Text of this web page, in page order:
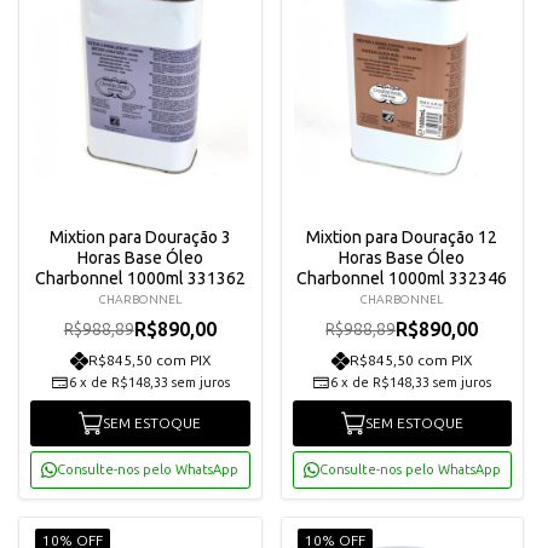
Mixtion para Douração 3
Horas Base Óleo
Charbonnel 1000ml 331362
CHARBONNEL
R$988,89R$890,00
R$845,50 com PIX
6 x de R$148,33 sem juros
SEM ESTOQUE
Consulte-nos pelo WhatsApp
Mixtion para Douração 12
Horas Base Óleo
Charbonnel 1000ml 332346
CHARBONNEL
R$988,89R$890,00
R$845,50 com PIX
6 x de R$148,33 sem juros
SEM ESTOQUE
Consulte-nos pelo WhatsApp
10% OFF 10% OFF